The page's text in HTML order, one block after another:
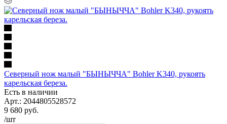
Северный нож малый "БЫHЫЧЧА" Bohler K340, рукоять
карельская береза.
Есть в наличии
Арт.: 2044805528572
9 680 руб.
/шт